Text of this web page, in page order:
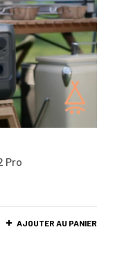
Pro
AJOUTER AU PANIER